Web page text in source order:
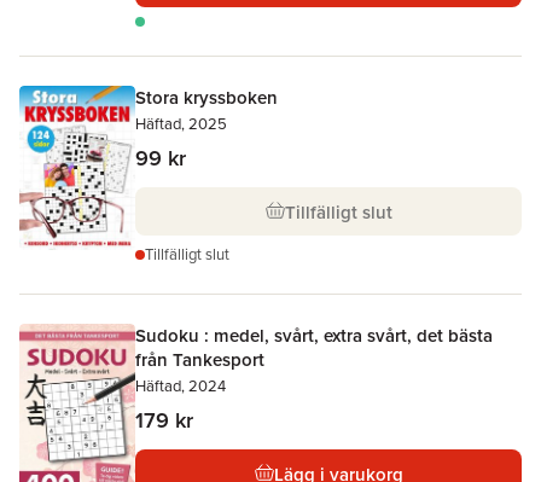
Stora kryssboken
Häftad, 2025
99 kr
Tillfälligt slut
Tillfälligt slut
Sudoku : medel, svårt, extra svårt, det bästa
från Tankesport
Häftad, 2024
179 kr
Lägg i varukorg